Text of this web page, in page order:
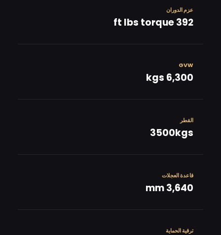
عزم الدوران
392 ft lbs torque
GVW
6,300 kgs
القطر
3500kgs
قاعدة العجلات
3,640 mm
ترقية الحماية